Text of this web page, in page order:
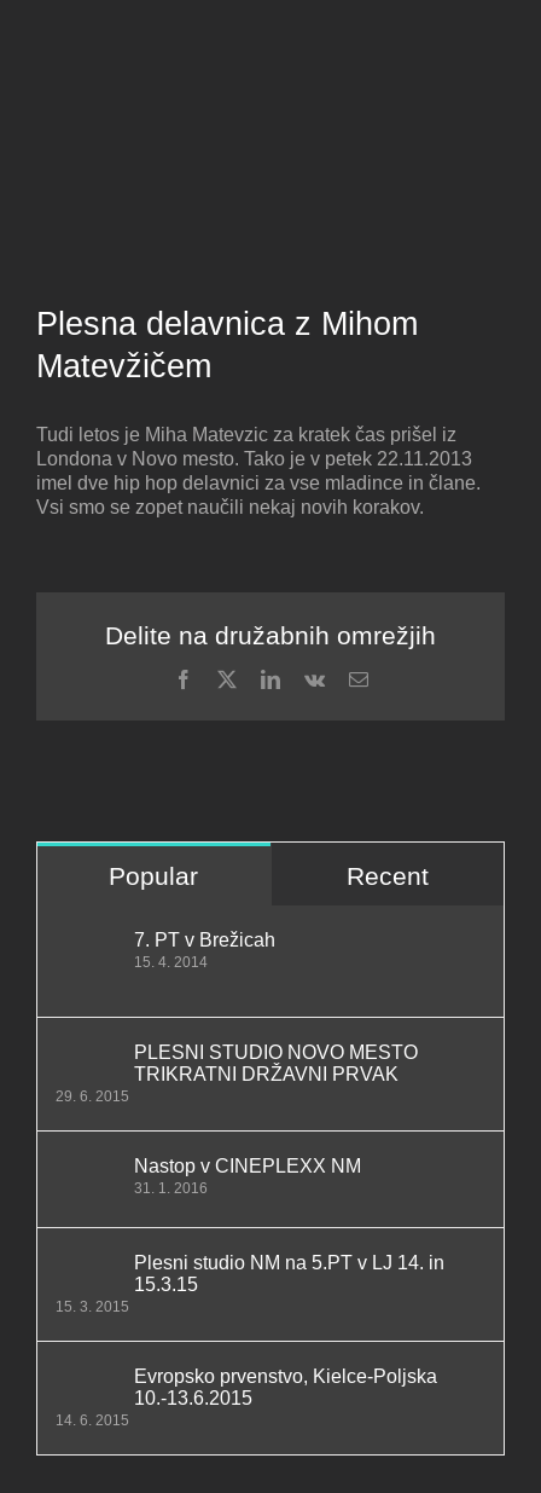
Plesna delavnica z Mihom
Matevžičem
Tudi letos je Miha Matevzic za kratek čas prišel iz
Londona v Novo mesto. Tako je v petek 22.11.2013
imel dve hip hop delavnici za vse mladince in člane.
Vsi smo se zopet naučili nekaj novih korakov.
Delite na družabnih omrežjih
Facebook
X LinkedIn
Vk Email
Popular Recent
7. PT v Brežicah
15. 4. 2014
PLESNI STUDIO NOVO MESTO
TRIKRATNI DRŽAVNI PRVAK
29. 6. 2015
Nastop v CINEPLEXX NM
31. 1. 2016
Plesni studio NM na 5.PT v LJ 14. in
15.3.15
15. 3. 2015
Evropsko prvenstvo, Kielce-Poljska
10.-13.6.2015
14. 6. 2015